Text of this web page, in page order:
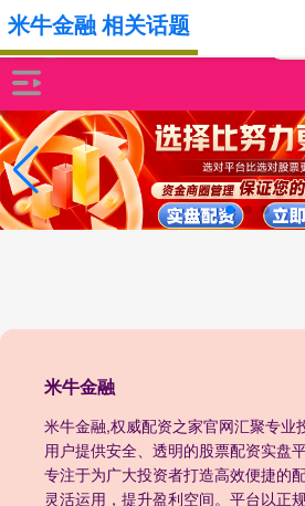
米牛金融
米牛金融,权威配资之家官网汇聚专业
用户提供安全、透明的股票配资实盘
专注于为广大投资者打造高效便捷的
灵活运用，提升盈利空间。平台以正
米牛金融 相关话题